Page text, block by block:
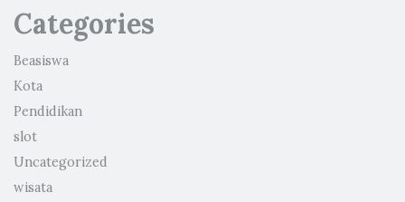
Categories
Beasiswa
Kota
Pendidikan
slot
Uncategorized
wisata